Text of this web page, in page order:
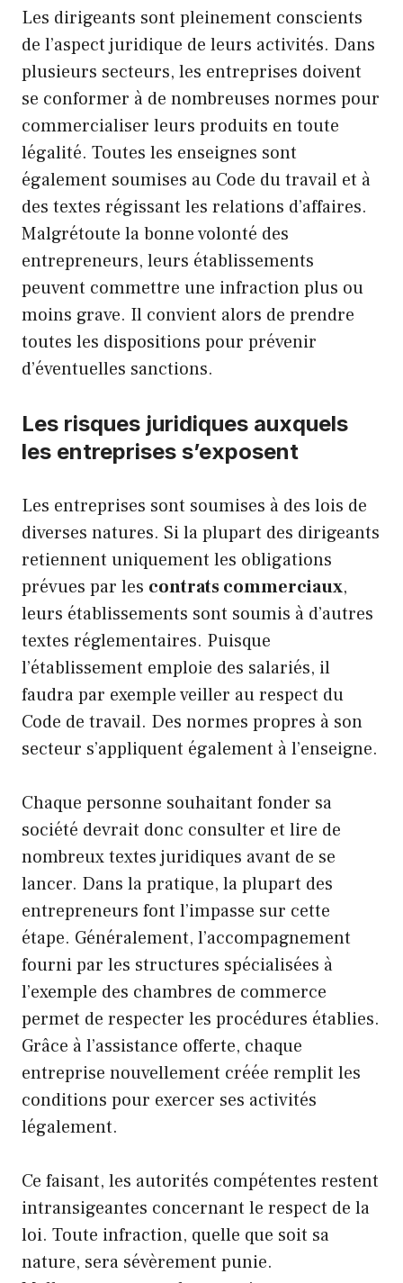
Les dirigeants sont pleinement conscients
de l’aspect juridique de leurs activités. Dans
plusieurs secteurs, les entreprises doivent
se conformer à de nombreuses normes pour
commercialiser leurs produits en toute
légalité. Toutes les enseignes sont
également soumises au Code du travail et à
des textes régissant les relations d’affaires.
Malgrétoute la bonne volonté des
entrepreneurs, leurs établissements
peuvent commettre une infraction plus ou
moins grave. Il convient alors de prendre
toutes les dispositions pour prévenir
d’éventuelles sanctions.
Les risques juridiques auxquels
les entreprises s’exposent
Les entreprises sont soumises à des lois de
diverses natures. Si la plupart des dirigeants
retiennent uniquement les obligations
prévues par les contrats commerciaux,
leurs établissements sont soumis à d’autres
textes réglementaires. Puisque
l’établissement emploie des salariés, il
faudra par exemple veiller au respect du
Code de travail. Des normes propres à son
secteur s’appliquent également à l’enseigne.
Chaque personne souhaitant fonder sa
société devrait donc consulter et lire de
nombreux textes juridiques avant de se
lancer. Dans la pratique, la plupart des
entrepreneurs font l’impasse sur cette
étape. Généralement, l’accompagnement
fourni par les structures spécialisées à
l’exemple des chambres de commerce
permet de respecter les procédures établies.
Grâce à l’assistance offerte, chaque
entreprise nouvellement créée remplit les
conditions pour exercer ses activités
légalement.
Ce faisant, les autorités compétentes restent
intransigeantes concernant le respect de la
loi. Toute infraction, quelle que soit sa
nature, sera sévèrement punie.